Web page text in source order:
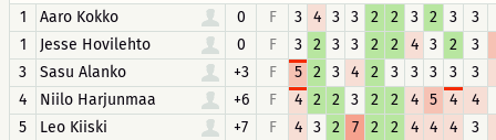
1
Aaro Kokko 0 F 3 4 3 3 2 2 3 2 3 3
1
Jesse Hovilehto 0 F 3 2 3 3 2 2 4 3 2 3
3
Sasu Alanko +3 F 5 2 3 4 2 3 3 3 3 3
4
Niilo Harjunmaa +6 F 4 2 2 3 2 2 4 5 4 4
5
Leo Kiiski +7 F 4 3 2 7 2 2 4 4 4 3